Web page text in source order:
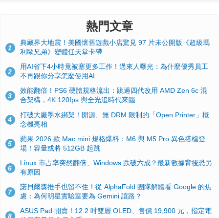
熱門文章
1
典藏界大地震！美國懷舊遊戲小店驚見 97 片未公開版《超級瑪
利歐兄弟》變體任天堂卡帶
2
用AI省下4小時竟被塞更多工作！過來人曝光：為什麼優秀員工
不再跟你分享怎麼使用AI
3
效能翻倍！PS6 硬體規格流出：跳過四代改用 AMD Zen 6c 混
合架構，4K 120fps 與全光追時代來臨
4
打破大廠墨水綁架！開源、無 DRM 限制的「Open Printer」概
念機亮相
5
蘋果 2026 款 Mac mini 規格爆料：M6 與 M5 Pro 異色搭檔登
場！容量或將 512GB 起跳
6
Linux 市占率突然翻倍、Windows 跌破六成？最新數據背後恐另
有原因
7
諾貝爾獎推手也留不住！從 AlphaFold 團隊解體看 Google 的焦
慮：為何明星實驗室要為 Gemini 讓路？
8
ASUS Pad 開賣！12.2 吋雙層 OLED、售價 19,900 元，指定電